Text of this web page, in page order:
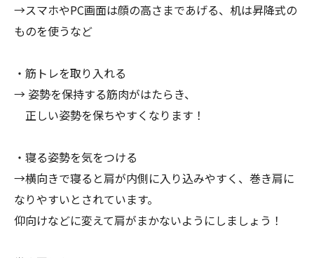
→スマホやPC画面は顔の高さまであげる、机は昇降式の
ものを使うなど
・筋トレを取り入れる
→ 姿勢を保持する筋肉がはたらき、
正しい姿勢を保ちやすくなります！
・寝る姿勢を気をつける
→横向きで寝ると肩が内側に入り込みやすく、巻き肩に
なりやすいとされています。
仰向けなどに変えて肩がまかないようにしましょう！